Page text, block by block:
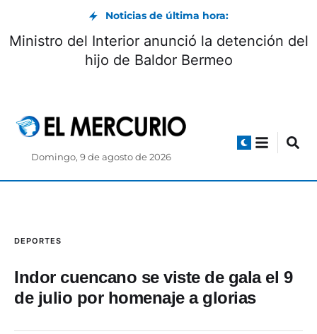
Noticias de última hora:
Ministro del Interior anunció la detención del
hijo de Baldor Bermeo
Domingo, 9 de agosto de 2026
DEPORTES
Indor cuencano se viste de gala el 9
de julio por homenaje a glorias